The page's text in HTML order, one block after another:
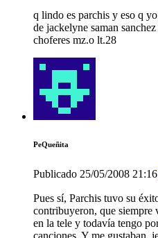
q lindo es parchis y eso q
de jackelyne saman
choferes mz.o lt.28
PeQueñita
Publicado 25/05/2008 21:16
Pues sí, Parchis tuvo su
contribuyeron, que siempre
en la tele y todavía tengo